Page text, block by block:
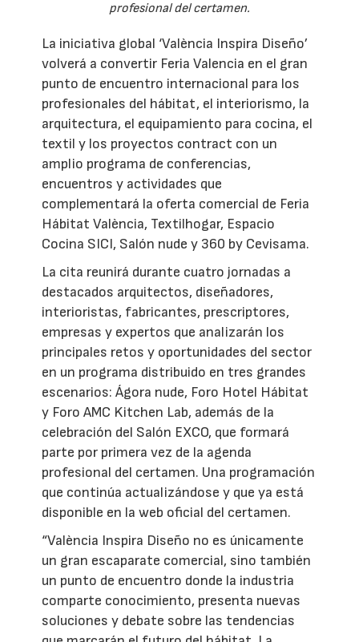
profesional del certamen.
La iniciativa global ‘València Inspira Diseño’
volverá a convertir Feria Valencia en el gran
punto de encuentro internacional para los
profesionales del hábitat, el interiorismo, la
arquitectura, el equipamiento para cocina, el
textil y los proyectos contract con un
amplio programa de conferencias,
encuentros y actividades que
complementará la oferta comercial de Feria
Hábitat València, Textilhogar, Espacio
Cocina SICI, Salón nude y 360 by Cevisama.
La cita reunirá durante cuatro jornadas a
destacados arquitectos, diseñadores,
interioristas, fabricantes, prescriptores,
empresas y expertos que analizarán los
principales retos y oportunidades del sector
en un programa distribuido en tres grandes
escenarios: Ágora nude, Foro Hotel Hábitat
y Foro AMC Kitchen Lab, además de la
celebración del Salón EXCO, que formará
parte por primera vez de la agenda
profesional del certamen. Una programación
que continúa actualizándose y que ya está
disponible en la web oficial del certamen.
“València Inspira Diseño no es únicamente
un gran escaparate comercial, sino también
un punto de encuentro donde la industria
comparte conocimiento, presenta nuevas
soluciones y debate sobre las tendencias